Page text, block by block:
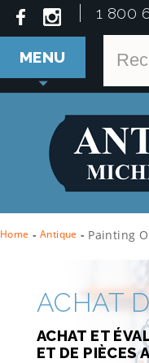
1 800
MENU
Home - Antique - Painting
ACHAT
ACHAT ET
ET DE PIÈCES